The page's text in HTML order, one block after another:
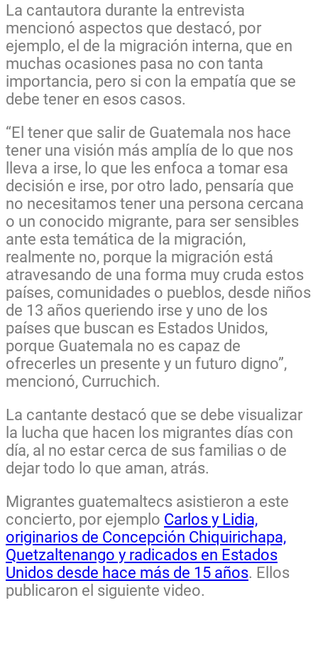
La cantautora durante la entrevista
mencionó aspectos que destacó, por
ejemplo, el de la migración interna, que en
muchas ocasiones pasa no con tanta
importancia, pero si con la empatía que se
debe tener en esos casos.
“El tener que salir de Guatemala nos hace
tener una visión más amplía de lo que nos
lleva a irse, lo que les enfoca a tomar esa
decisión e irse, por otro lado, pensaría que
no necesitamos tener una persona cercana
o un conocido migrante, para ser sensibles
ante esta temática de la migración,
realmente no, porque la migración está
atravesando de una forma muy cruda estos
países, comunidades o pueblos, desde niños
de 13 años queriendo irse y uno de los
países que buscan es Estados Unidos,
porque Guatemala no es capaz de
ofrecerles un presente y un futuro digno”,
mencionó, Curruchich.
La cantante destacó que se debe visualizar
la lucha que hacen los migrantes días con
día, al no estar cerca de sus familias o de
dejar todo lo que aman, atrás.
Migrantes guatemaltecs asistieron a este
concierto, por ejemplo Carlos y Lidia,
originarios de Concepción Chiquirichapa,
Quetzaltenango y radicados en Estados
Unidos desde hace más de 15 años. Ellos
publicaron el siguiente video.